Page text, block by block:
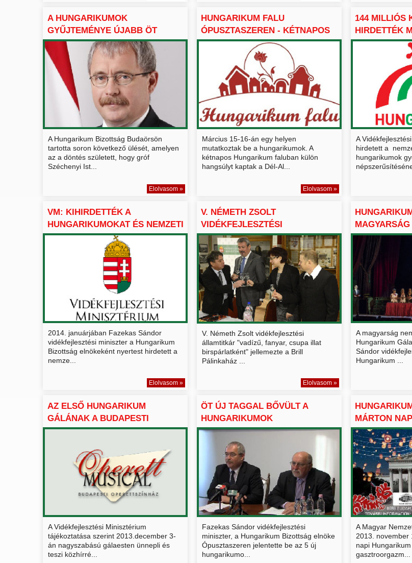
A HUNGARIKUMOK
GYŰJTEMÉNYE ÚJABB ÖT
TAGGAL GAZDA...
A Hungarikum Bizottság Budaörsön
tartotta soron következő ülését, amelyen
az a döntés született, hogy gróf
Széchenyi Ist...
Elolvasom »
HUNGARIKUM FALU
ÓPUSZTASZEREN - KÉTNAPOS
RENDEZV...
Március 15-16-án egy helyen
mutatkoztak be a hungarikumok. A
kétnapos Hungarikum faluban külön
hangsúlyt kaptak a Dél-Al...
Elolvasom »
144 MILLIÓS
HIRDETTÉK
A
hirdetett a
hungarikumok
VM: KIHIRDETTÉK A
HUNGARIKUMOKAT ÉS NEMZETI
ÉRTÉ...
2014. januárjában Fazekas Sándor
vidékfejlesztési miniszter a Hungarikum
Bizottság elnökeként nyertest hirdetett a
nemze...
Elolvasom »
V. NÉMETH ZSOLT
VIDÉKFEJLESZTÉSI
ÁLLAMTITKÁR MAG...
V. Németh Zsolt vidékfejlesztési
államtitkár "vadízű, fanyar, csupa illat
birspárlatként" jellemezte a Brill
Pálinkaház ...
Elolvasom »
MAGYARSÁG
A magyarság
Hungarikum
Sándor
Hungarikum ...
AZ ELSŐ HUNGARIKUM
GÁLÁNAK A BUDAPESTI
OPERETTSZ...
A Vidékfejlesztési Minisztérium
tájékoztatása szerint 2013.december 3-
án nagyszabású gálaesten ünnepli és
teszi közhírré...
ÖT ÚJ TAGGAL BŐVÜLT A
HUNGARIKUMOK
GYŰJTEMÉNYE É...
Fazekas Sándor vidékfejlesztési
miniszter, a Hungarikum Bizottság elnöke
Ópusztaszeren jelentette be az 5 új
hungarikumo...
MÁRTON
A Magyar
2013. november
napi
gasztroorgazm...